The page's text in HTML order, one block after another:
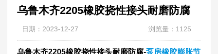
乌鲁木齐2205橡胶挠性接头耐磨防腐
日期：2023-12-27 浏览量：1125
乌鲁木齐2205橡胶挠性接头耐磨防腐-泵房橡胶膨胀节